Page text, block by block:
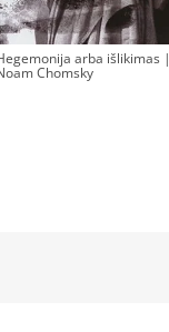
arba išlikimas |
Chomsky